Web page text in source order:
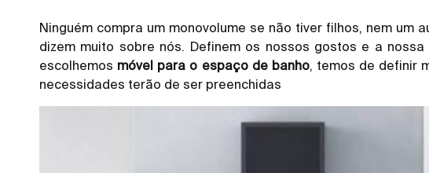
Ninguém compra um monovolume se não tiver filhos, nem
dizem muito sobre nós. Definem os nossos gostos e a
escolhemos móvel para o espaço de banho, temos de definir
necessidades terão de ser preenchidas